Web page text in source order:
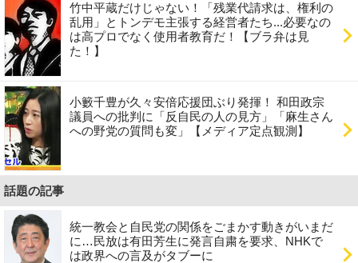
竹中平蔵だけじゃない！「残業代請求は、権利の
乱用」とトンデモ主張する経営者たち...必要なの
は高プロでなく使用者教育だ！【ブラ弁は見
た！】
小籔千豊が久々安倍応援団ぶり発揮！ 和田政宗
議員への批判に「反自民の人の見方」「麻生さん
への野党の質問も変」【メディア定点観測】
話題の記事
統一教会と自民党の関係をごまかす動きがいまだ
に…民放は有田芳生に発言自粛を要求、NHKで
は政界への言及がタブーに